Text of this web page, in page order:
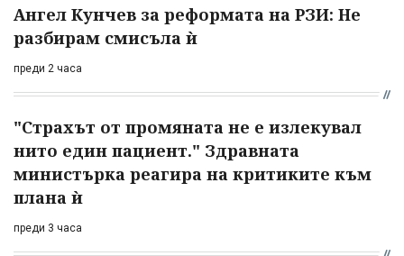
Ангел Кунчев за реформата на РЗИ: Не
разбирам смисъла ѝ
преди 2 часа
"Страхът от промяната не е излекувал
нито един пациент." Здравната
министърка реагира на критиките към
плана ѝ
преди 3 часа